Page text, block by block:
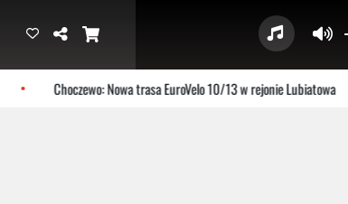
Choczewo: Nowa trasa EuroVelo 10/13 w rejonie Lubiatowa